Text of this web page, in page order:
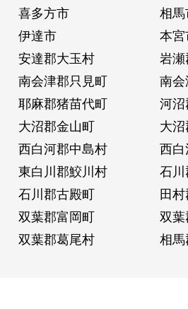
喜多方市 相
伊達市 本
安達郡大玉村 岩
南会津郡只見町 南
耶麻郡猪苗代町 河
大沼郡金山町 大
西白河郡中島村 西
東白川郡鮫川村 石
石川郡古殿町 田
双葉郡富岡町 双
双葉郡葛尾村 相